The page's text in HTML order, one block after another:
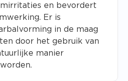
en bevordert
Er is
in de maag
door het gebruik van
manier